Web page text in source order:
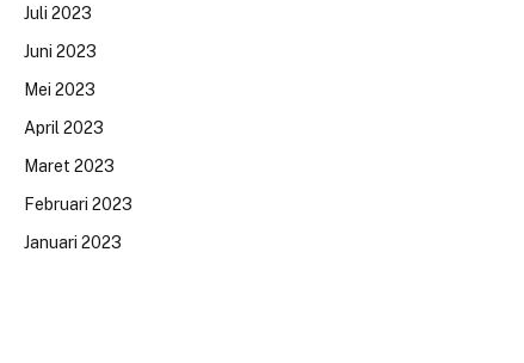
Juli 2023
Juni 2023
Mei 2023
April 2023
Maret 2023
Februari 2023
Januari 2023